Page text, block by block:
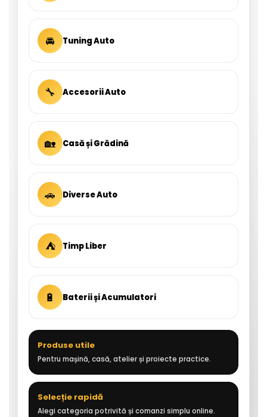
🚘 Tuning Auto
🔧 Accesorii Auto
🏡 Casă și Grădină
🚗 Diverse Auto
⛺ Timp Liber
🔋 Baterii și Acumulatori
Produse utile
Pentru mașină, casă, atelier și proiecte practice.
Selecție rapidă
Alegi categoria potrivită și comanzi simplu online.